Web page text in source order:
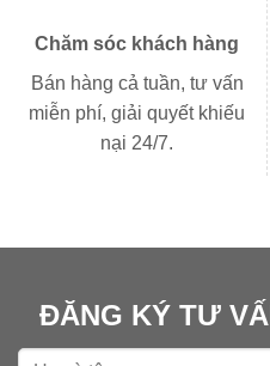
Chăm sóc khách hàng
Bán hàng cả tuần, tư vấn
miễn phí, giải quyết khiếu
nại 24/7.
ĐĂNG KÝ TƯ